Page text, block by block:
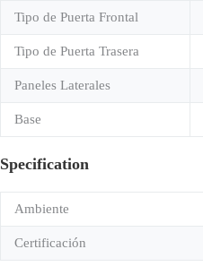
Tipo de Puerta Frontal
Tipo de Puerta Trasera
Paneles Laterales
Base
Specification
Ambiente
Certificación